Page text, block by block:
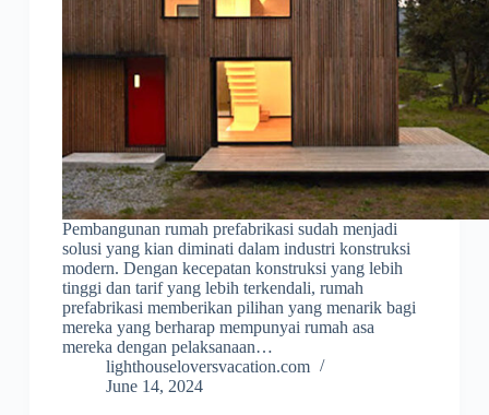
Pembangunan rumah prefabrikasi sudah menjadi
solusi yang kian diminati dalam industri konstruksi
modern. Dengan kecepatan konstruksi yang lebih
tinggi dan tarif yang lebih terkendali, rumah
prefabrikasi memberikan pilihan yang menarik bagi
mereka yang berharap mempunyai rumah asa
mereka dengan pelaksanaan…
lighthouseloversvacation.com
June 14, 2024